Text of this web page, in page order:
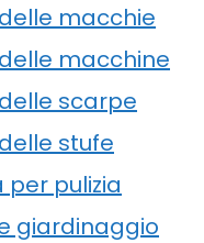
macchie
macchine
scarpe
stufe
per pulizia
giardinaggio